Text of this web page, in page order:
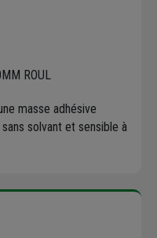
ROUL
masse adhésive
solvant et sensible à